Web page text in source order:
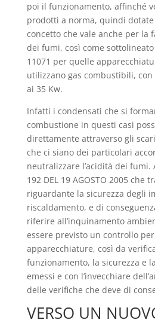
poi il funzionamento, affinché
prodotti a norma, quindi
concetto che vale anche per la
dei fumi, così come
11071 per quelle
utilizzano gas combustibili,
ai 35 Kw.
Infatti i condensati che si
combustione in questi casi
direttamente attraverso gli
che ci siano dei particolari
neutralizzare l’acidità dei fumi.
192 DEL 19 AGOSTO 2005 che
riguardante la sicurezza degli
riscaldamento, e di
riferire all’inquinamento
essere previsto un controllo
apparecchiature, così da
funzionamento, la sicurezza e
emessi e con l’invecchiare
delle verifiche che deve di
VERSO UN